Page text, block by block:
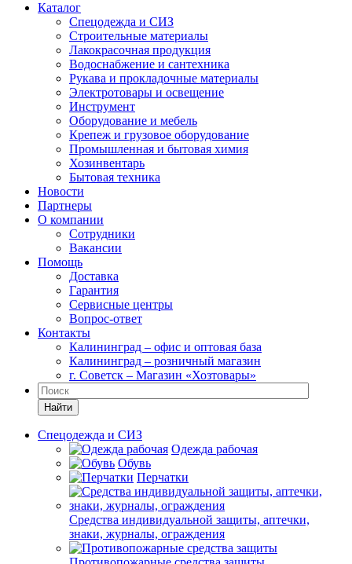
Каталог
Спецодежда и СИЗ
Строительные материалы
Лакокрасочная продукция
Водоснабжение и сантехника
Рукава и прокладочные материалы
Электротовары и освещение
Инструмент
Оборудование и мебель
Крепеж и грузовое оборудование
Промышленная и бытовая химия
Хозинвентарь
Бытовая техника
Новости
Партнеры
О компании
Сотрудники
Вакансии
Помощь
Доставка
Гарантия
Сервисные центры
Вопрос-ответ
Контакты
Калининград – офис и оптовая база
Калининград – розничный магазин
г. Советск – Магазин «Хозтовары»
Найти
Спецодежда и СИЗ
Одежда рабочая
Обувь
Перчатки
Средства индивидуальной защиты, аптечки,
знаки, журналы, ограждения